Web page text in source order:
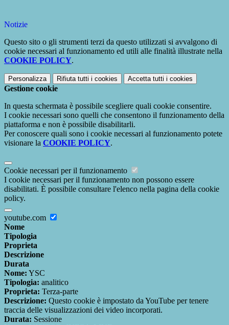
Notizie
Questo sito o gli strumenti terzi da questo utilizzati si avvalgono di
cookie necessari al funzionamento ed utili alle finalità illustrate nella
COOKIE POLICY.
Personalizza Rifiuta tutti i cookies Accetta tutti i cookies
Gestione cookie
In questa schermata è possibile scegliere quali cookie consentire.
I cookie necessari sono quelli che consentono il funzionamento della
piattaforma e non è possibile disabilitarli.
Per conoscere quali sono i cookie necessari al funzionamento potete
visionare la COOKIE POLICY.
Cookie necessari per il funzionamento
I cookie necessari per il funzionamento non possono essere
disabilitati. È possibile consultare l'elenco nella pagina della cookie
policy.
youtube.com
Nome
Tipologia
Proprieta
Descrizione
Durata
Nome: YSC
Tipologia: analitico
Proprieta: Terza-parte
Descrizione: Questo cookie è impostato da YouTube per tenere
traccia delle visualizzazioni dei video incorporati.
Durata: Sessione